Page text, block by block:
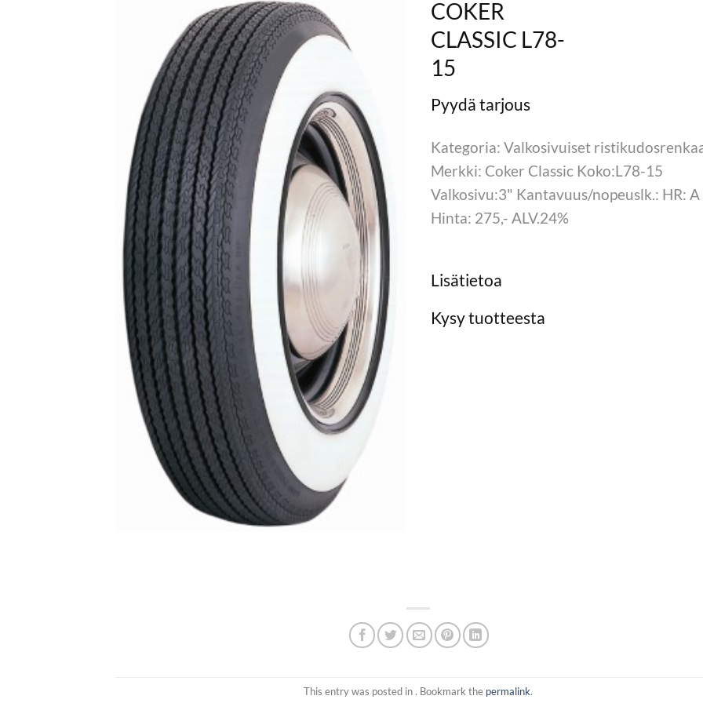
COKER
CLASSIC L78-
15
Kategoria: Valkosivuiset
Merkki: Coker Classic Koko:L78-15
Valkosivu:3" Kantavuus/nopeuslk.: HR: A
Hinta: 275,- ALV.24%
Lisätietoa
Kysy tuotteesta
This entry was posted in . Bookmark the permalink.